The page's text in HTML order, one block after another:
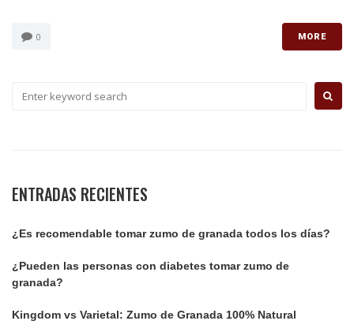
0 MORE
ENTRADAS RECIENTES
¿Es recomendable tomar zumo de granada todos los días?
¿Pueden las personas con diabetes tomar zumo de
granada?
Kingdom vs Varietal: Zumo de Granada 100% Natural